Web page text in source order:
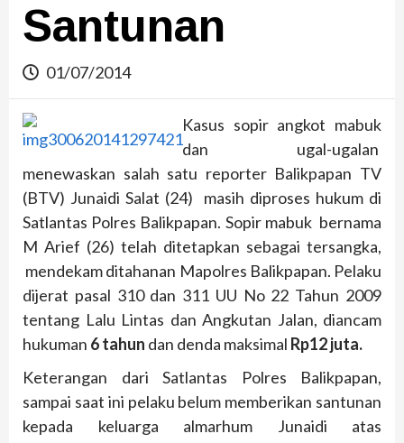
Santunan
01/07/2014
Kasus sopir angkot mabuk
dan ugal-ugalan
menewaskan salah satu reporter Balikpapan TV
(BTV) Junaidi Salat (24) masih diproses hukum di
Satlantas Polres Balikpapan. Sopir mabuk bernama
M Arief (26) telah ditetapkan sebagai tersangka,
mendekam ditahanan Mapolres Balikpapan. Pelaku
dijerat pasal 310 dan 311 UU No 22 Tahun 2009
tentang Lalu Lintas dan Angkutan Jalan, diancam
hukuman 6 tahun dan denda maksimal Rp12 juta.
Keterangan dari Satlantas Polres Balikpapan,
sampai saat ini pelaku belum memberikan santunan
kepada keluarga almarhum Junaidi atas